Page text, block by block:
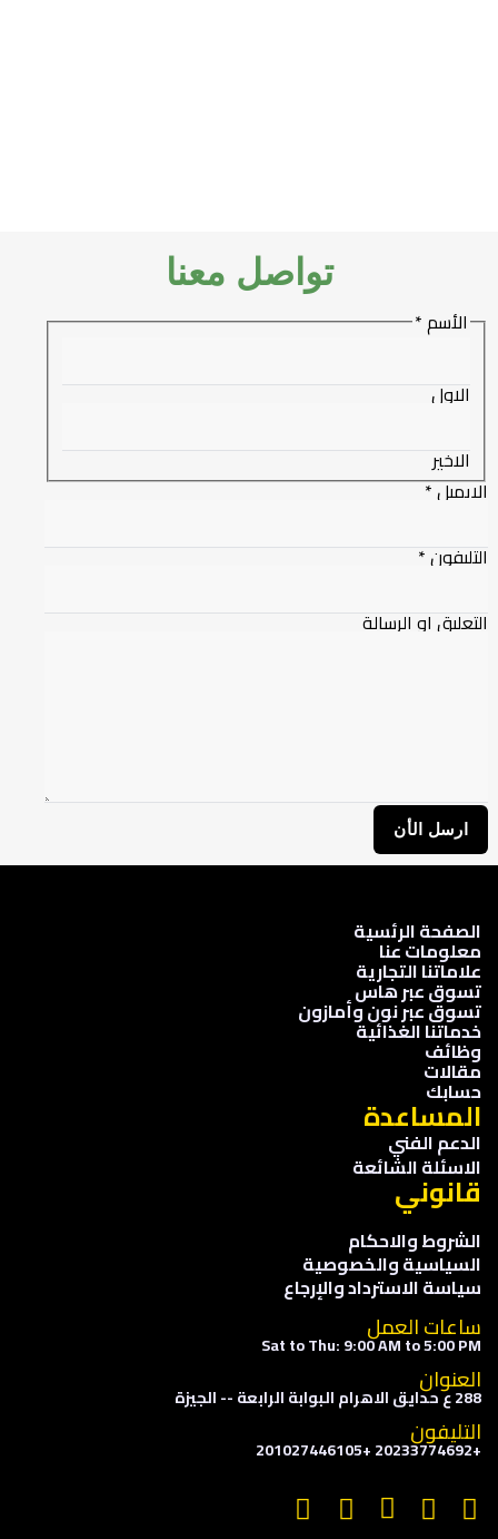
تواصل معنا
الأسم*
الاول
الاخير
*
*
او الرسالة
ارسل الأن
الصفحة الرئسية
معلومات عنا
علاماتنا التجارية
تسوق عبر هاس
تسوق عبر نون وأمازون
خدماتنا الغذائية
وظائف
مقالات
حسابك
المساعدة
الدعم الفني
الاسئلة الشائعة
قانوني
الشروط والاحكام
السياسية والخصوصية
سياسة الاسترداد والإرجاع
ساعات العمل
Sat to Thu: 9:00 AM to 5:00 PM
العنوان
288 ع حدايق الاهرام البوابة الرابعة -- الجيزة
التليفون